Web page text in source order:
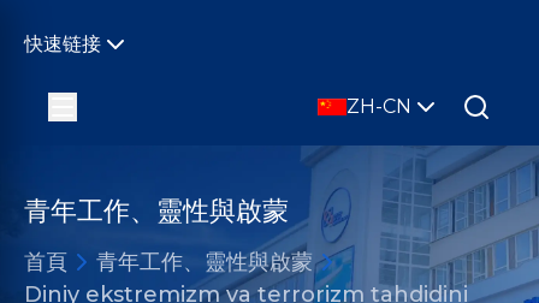
快速链接
ZH-CN
青年工作、靈性與啟蒙
首頁
青年工作、靈性與啟蒙
Diniy ekstremizm va terrorizm tahdidini